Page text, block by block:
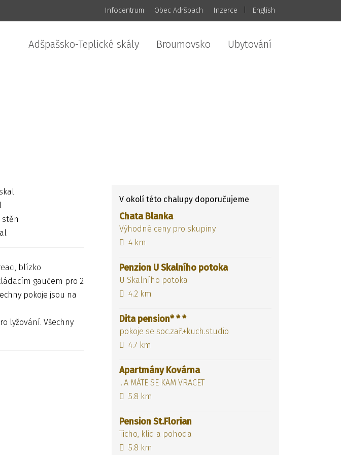
Infocentrum Obec Adršpach Inzerce English
Adšpašsko-Teplické skály Broumovsko Ubytování
stěn
blízko
gaučem pro 2
pokoje jsou na
lyžování. Všechny
V okolí této chalupy doporučujeme
Chata Blanka
Výhodné ceny pro skupiny
4 km
Penzion U Skalního potoka
U Skalního potoka
4.2 km
Dita pension* * *
pokoje se soc.zař.+kuch.studio
4.7 km
Apartmány Kovárna
...A MÁTE SE KAM VRACET
5.8 km
Pension St.Florian
Ticho, klid a pohoda
5.8 km